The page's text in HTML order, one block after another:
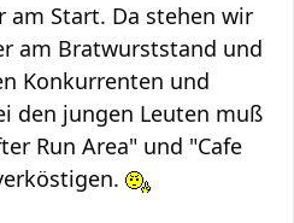
am Start. Da stehen wir
am Bratwurststand und
Konkurrenten und
den jungen Leuten muß
Run Area" und "Cafe